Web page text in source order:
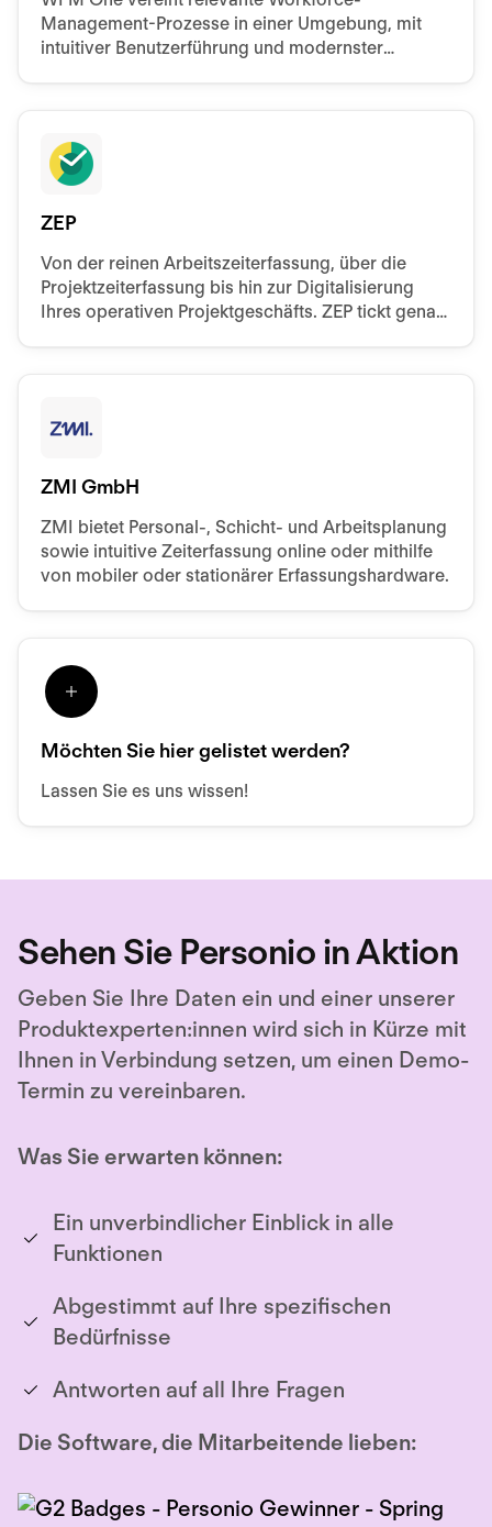
Management-Prozesse in einer Umgebung, mit
intuitiver Benutzerführung und modernster
ZEP
Von der reinen Arbeitszeiterfassung, über die
Projektzeiterfassung bis hin zur Digitalisierung
Ihres operativen Projektgeschäfts. ZEP tickt genau
ZMI GmbH
ZMI bietet Personal-, Schicht- und Arbeitsplanung
sowie intuitive Zeiterfassung online oder mithilfe
von mobiler oder stationärer Erfassungshardware.
Möchten Sie hier gelistet werden?
Lassen Sie es uns wissen!
Sehen Sie Personio in Aktion
Geben Sie Ihre Daten ein und einer unserer
Produktexperten:innen wird sich in Kürze mit
Ihnen in Verbindung setzen, um einen Demo-
Termin zu vereinbaren.
Was Sie erwarten können:
Ein unverbindlicher Einblick in alle
Funktionen
Abgestimmt auf Ihre spezifischen
Bedürfnisse
Antworten auf all Ihre Fragen
Die Software, die Mitarbeitende lieben: